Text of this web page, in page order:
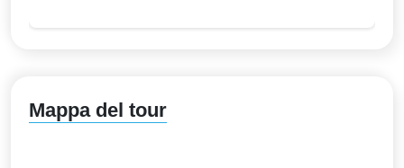
Mappa del tour